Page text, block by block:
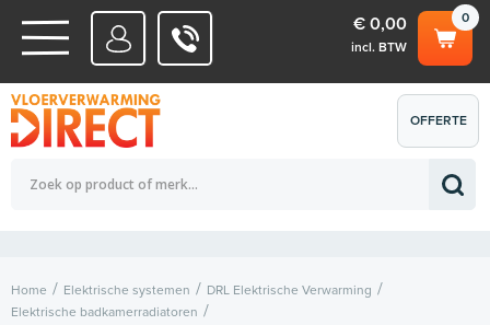
WATERSYSTEMEN
ELEKTRISCHE SYSTEMEN
0
€ 0,00
incl. BTW
Totaalbedrag (incl. BTW) € 0,00
OFFERTE
AANVRAGEN
Home Elektrische systemen
DRL Elektrische Verwarming
Elektrische badkamerradiatoren